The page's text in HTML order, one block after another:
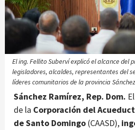
El ing. Fellito Suberví explicó el alcance del
legisladores, alcaldes, representantes del
líderes comunitarios de la provincia
Sánchez Ramírez, Rep. Dom.
de la Corporación del
de Santo Domingo (CAASD),